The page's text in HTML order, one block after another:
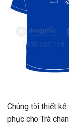
Chúng tôi thiết
phục cho Trà